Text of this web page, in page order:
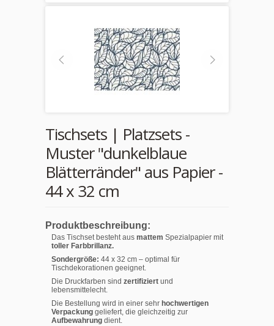
Tischsets | Platzsets -
Muster "dunkelblaue
Blätterränder" aus Papier -
44 x 32 cm
Produktbeschreibung:
Das Tischset besteht aus mattem Spezialpapier mit
toller Farbbrillanz.
Sondergröße: 44 x 32 cm – optimal für
Tischdekorationen geeignet.
Die Druckfarben sind zertifiziert und
lebensmittelecht.
Die Bestellung wird in einer sehr hochwertigen
Verpackung geliefert, die gleichzeitig zur
Aufbewahrung dient.